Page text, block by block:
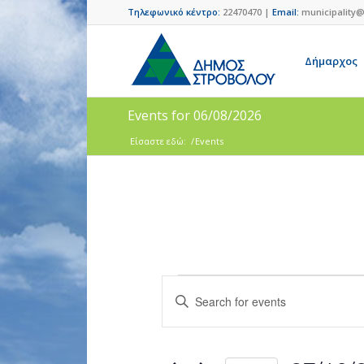
Τηλεφωνικό κέντρο: 22470470 | Email:
Δήμαρχος
Events for 06/08/2026
Είσαστε εδώ: /Events
Events
Search
and
Enter
Keyword.
Search